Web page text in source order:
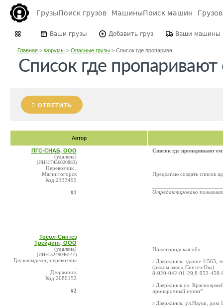
ГрузыПоиск грузов МашиныПоиск машин
Ваши грузы Добавить груз Ваши машины
Главная> Форумы> Опасные грузы> Список где пропарива...
Список где пропаривают
ОТВЕТИТЬ
Автор
ПГС-СНАБ, ООО
(удалена)
(ИНН:7456020863)
Перевозчик ,
Магнитогорск
Код:2333495
#1
Список где пропаривают
Предлагаю создать список
Отредактировано
Тосол-Синтез
Трейдинг, ООО
(удалена)
(ИНН:5249046147)
Грузовладелец-перевозчик
Дзержинск
Код:2080152
#2
Нижегородская обл.
г.Дзержинск, здание 1/563,
(рядом завод Синтез-Ока)
8-920-042-01-29,8-952-458-
г.Дзержинск ул.
пропарочный пункт"
г.Дзержинск, ул.Науки,